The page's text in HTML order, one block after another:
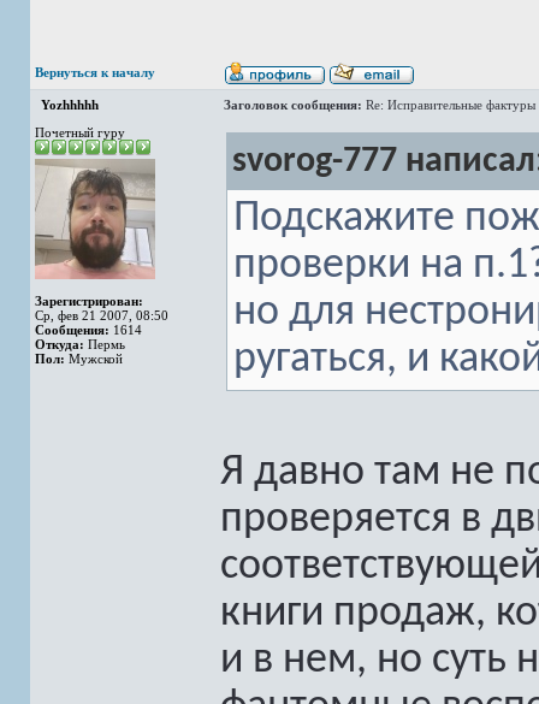
Вернуться к началу
Yozhhhhh Заголовок сообщения: Re: Исправительные фактуры
Почетный гуру
Зарегистрирован:
Ср, фев 21 2007, 08:50
Сообщения: 1614
Откуда: Пермь
Пол: Мужской
svorog-777
Подскажите
проверки на
но для
ругаться, и
Я давно там не
проверяется в
книги продаж,
и в нем, но суть